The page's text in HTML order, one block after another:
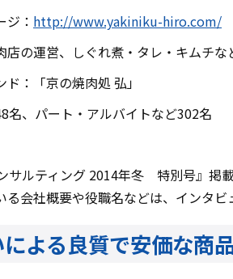
： http://www.yakiniku-hiro.com/
店の運営、しぐれ煮・タレ・キムチ
：「京の焼肉処 弘」
名、パート・アルバイトなど302名
サルティング 2014年冬 特別号』掲
会社概要や役職名などは、インタビ
よる良質で安価な商